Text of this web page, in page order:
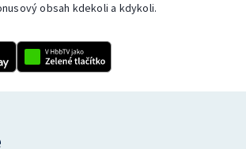
obsah kdekoli a kdykoli.